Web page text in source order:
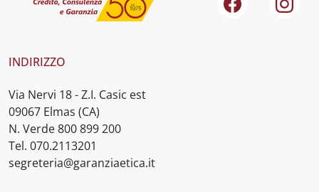
INDIRIZZO
Via Nervi 18 - Z.I. Casic est
09067 Elmas (CA)
N. Verde 800 899 200
Tel. 070.2113201
segreteria@garanziaetica.it